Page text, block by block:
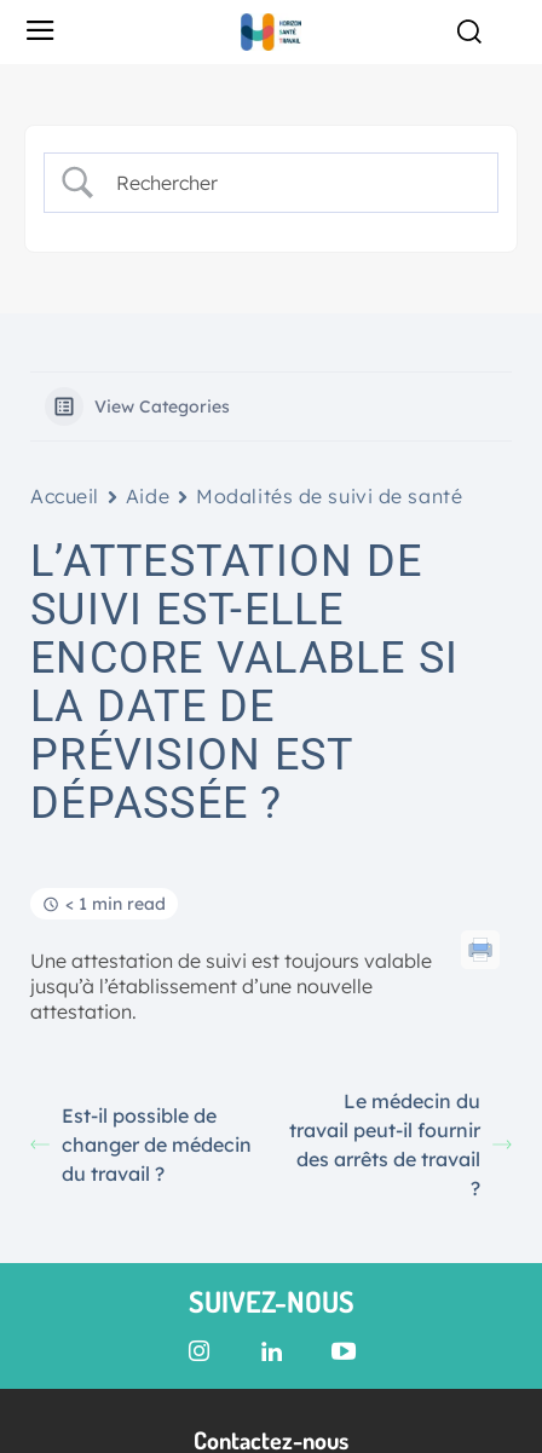
View Categories
Accueil Aide Modalités de suivi de santé
L’ATTESTATION DE
SUIVI EST-ELLE
ENCORE VALABLE SI
LA DATE DE
PRÉVISION EST
DÉPASSÉE ?
< 1 min read
Une attestation de suivi est toujours valable
jusqu’à l’établissement d’une nouvelle
attestation.
Est-il possible de
changer de médecin
du travail ?
Le médecin du
travail peut-il fournir
des arrêts de travail
?
SUIVEZ-NOUS
Contactez-nous